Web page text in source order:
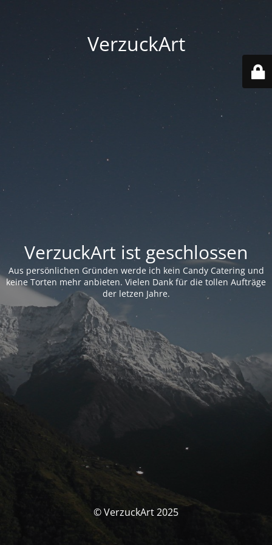
VerzuckArt
VerzuckArt ist geschlossen
Aus persönlichen Gründen werde ich kein Candy Catering und
keine Torten mehr anbieten. Vielen Dank für die tollen Aufträge
der letzen Jahre.
© VerzuckArt 2025